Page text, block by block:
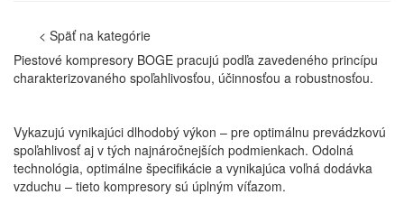
O nás
Blog
Kontakt
< Späť na kategórie
Piestové kompresory BOGE pracujú podľa zavedeného princípu
charakterizovaného spoľahlivosťou, účinnosťou a robustnosťou.
Vykazujú vynikajúci dlhodobý výkon – pre optimálnu prevádzkovú
spoľahlivosť aj v tých najnáročnejších podmienkach. Odolná
technológia, optimálne špecifikácie a vynikajúca voľná dodávka
vzduchu – tieto kompresory sú úplným víťazom.